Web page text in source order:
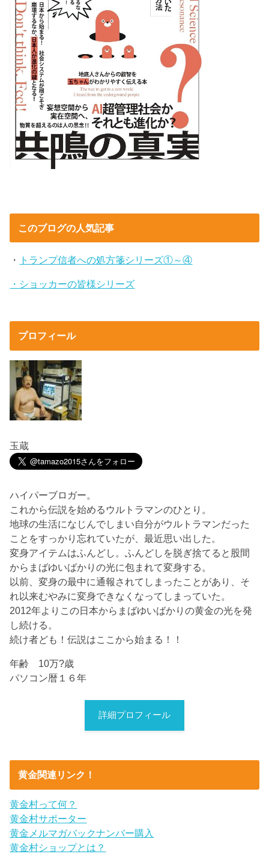
このブログの人気記事
・ トランプ信者への処方箋シリーズ①～④
・ショッカーの皆様シリーズ
プロフィール
玉蔵
ハイパーブロガー。
これから伝説を始めるウルトラマンのひとり。
地球の生活になじんでしまい自分がウルトラマンだった
ことをすっかり忘れていたが、最近思い出した。
変身アイテムはふんどし。ふんどしを脱ぎ捨てると股間
からまばゆいばかりの光に包まれて変身する。
以前、変身の最中に通報されてしまったことがあり、そ
れ以来むやみに変身できなくなってしまっていた。
2012年よりこの日本からまばゆいばかりの黄金の光を発
し続ける。
続け者ども！伝説はここから始まる！！
年齢 10万?歳
パソコン暦１６年
詳細プロフィール
黄金関連リンク！
黄金村って何？
黄金村サポーター
黄金メルマガバックナンバー購入
黄金村ショップとは？